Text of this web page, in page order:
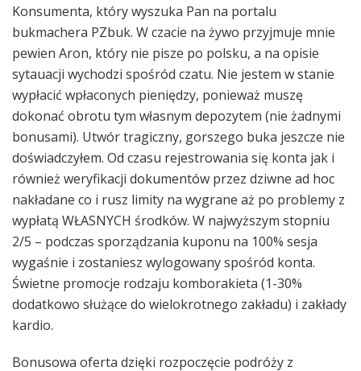
Konsumenta, który wyszuka Pan na portalu
bukmachera PZbuk. W czacie na żywo przyjmuje mnie
pewien Aron, który nie pisze po polsku, a na opisie
sytauacji wychodzi spośród czatu. Nie jestem w stanie
wypłacić wpłaconych pieniędzy, ponieważ muszę
dokonać obrotu tym własnym depozytem (nie żadnymi
bonusami). Utwór tragiczny, gorszego buka jeszcze nie
doświadczyłem. Od czasu rejestrowania się konta jak i
również weryfikacji dokumentów przez dziwne ad hoc
nakładane co i rusz limity na wygrane aż po problemy z
wypłatą WŁASNYCH środków. W najwyższym stopniu
2/5 – podczas sporządzania kuponu na 100% sesja
wygaśnie i zostaniesz wylogowany spośród konta.
Świetne promocje rodzaju komborakieta (1-30%
dodatkowo służące do wielokrotnego zakładu) i zakłady
kardio.
Bonusowa oferta dzięki rozpoczęcie podróży z